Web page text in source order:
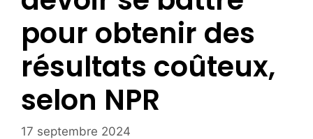
pour obtenir des
résultats coûteux,
selon NPR
17 septembre 2024